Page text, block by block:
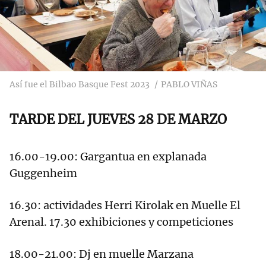
Así fue el Bilbao Basque Fest 2023 PABLO VIÑAS
TARDE DEL JUEVES 28 DE MARZO
16.00-19.00: Gargantua en explanada
Guggenheim
16.30: actividades Herri Kirolak en Muelle El
Arenal. 17.30 exhibiciones y competiciones
18.00-21.00: Dj en muelle Marzana